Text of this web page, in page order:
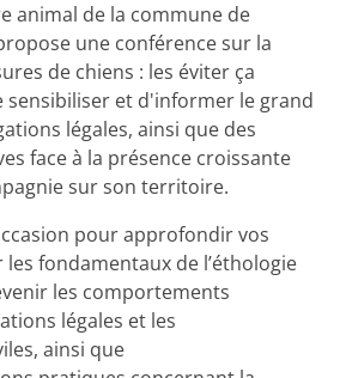
animal de la commune de
une conférence sur la
de chiens : les éviter ça
sensibiliser et d'informer le grand
légales, ainsi que des
face à la présence croissante
sur son territoire.
pour approfondir vos
les fondamentaux de l’éthologie
les comportements
légales et les
ainsi que